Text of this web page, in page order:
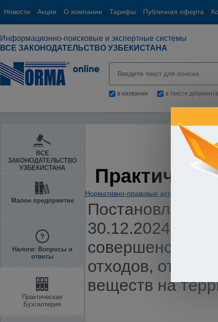
Новости Акции О компании Тарифы Публичная оферта
Информационно-поисковые и экспертные системы
ВСЕ ЗАКОНОДАТЕЛЬСТВО УЗБЕКИСТАНА
в названии в тексте документа
ВСЕ
ЗАКОНОДАТЕЛЬСТВО
УЗБЕКИСТАНА
Малое предприятие
Налоги: Вопросы и
ответы
Практическая
Бухгалтерия
Нормативно-правовые акты
Постановление
30.12.2024 г. N
отходов,
веществ на